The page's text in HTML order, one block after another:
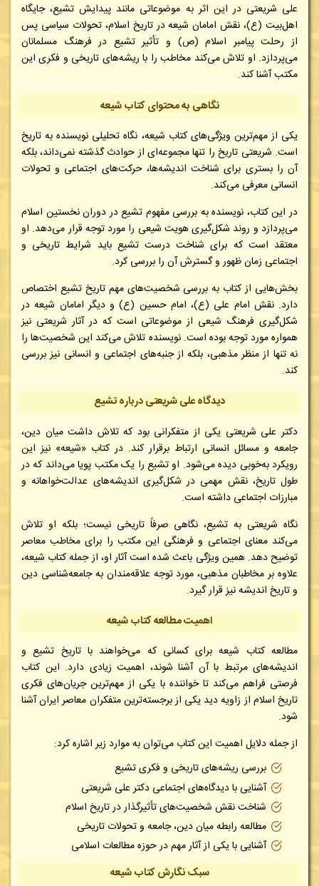
علی شریعتی در این اثر به موضوعاتی مانند پیدایش تشیع، جایگاه
اهل‌بیت (ع)، نقش امامان شیعه در تاریخ اسلام، تحولات سیاسی پس
از رحلت پیامبر اسلام (ص) و تأثیر تشیع در فرهنگ مسلمانان
می‌پردازد. او تلاش می‌کند مخاطب را با ریشه‌های تاریخی و فکری این
مکتب آشنا کند.
نگاهی به محتوای کتاب شیعه
یکی از مهم‌ترین ویژگی‌های کتاب شیعه، نگاه تحلیلی نویسنده به تاریخ
است. شریعتی تاریخ را تنها مجموعه‌ای از حوادث گذشته نمی‌داند، بلکه
آن را بستری برای شناخت اندیشه‌ها، حرکت‌های اجتماعی و تحولات
انسانی معرفی می‌کند.
در این کتاب، نویسنده به بررسی مفهوم تشیع در دوران نخستین اسلام
می‌پردازد و روند شکل‌گیری هویت شیعی را مورد توجه قرار می‌دهد. او
معتقد است که برای شناخت درست تشیع باید شرایط تاریخی و
اجتماعی زمان ظهور و گسترش آن را بررسی کرد.
بخش‌هایی از کتاب به بررسی شخصیت‌های مهم تاریخ تشیع اختصاص
دارد. نقش امام علی (ع)، امام حسین (ع) و دیگر امامان شیعه در
شکل‌گیری فرهنگ شیعی از موضوعاتی است که در آثار شریعتی نیز
همواره مورد توجه بوده است. نویسنده تلاش می‌کند این شخصیت‌ها را
نه تنها از منظر مذهبی، بلکه از جنبه‌های اجتماعی و انسانی نیز بررسی
کند.
دیدگاه علی شریعتی درباره تشیع
دکتر علی شریعتی یکی از متفکرانی بود که تلاش داشت میان دین،
جامعه و مسائل انسانی ارتباط برقرار کند. در کتاب «شیعه» نیز این
رویکرد به‌خوبی دیده می‌شود. او تشیع را یک مکتب پویا می‌داند که در
طول تاریخ، نقش مهمی در شکل‌گیری اندیشه‌های عدالت‌خواهانه و
مبارزات اجتماعی داشته است.
نگاه شریعتی به تشیع، نگاهی صرفاً تاریخی نیست؛ بلکه او تلاش
می‌کند معنای اجتماعی و فرهنگی این مکتب را برای مخاطب معاصر
توضیح دهد. همین ویژگی باعث شده است آثار او، از جمله کتاب شیعه،
علاوه بر مخاطبان مذهبی، مورد توجه علاقه‌مندان به جامعه‌شناسی دین
و تاریخ اندیشه نیز قرار گیرد.
اهمیت مطالعه کتاب شیعه
مطالعه کتاب شیعه برای کسانی که می‌خواهند با تاریخ تشیع و
اندیشه‌های مرتبط با آن آشنا شوند، اهمیت زیادی دارد. این کتاب
فرصتی فراهم می‌کند تا خواننده با یکی از مهم‌ترین جریان‌های فکری
تاریخ اسلام از زاویه دید یکی از برجسته‌ترین متفکران معاصر ایران آشنا
شود.
از جمله دلایل اهمیت این کتاب می‌توان به موارد زیر اشاره کرد:
بررسی ریشه‌های تاریخی و فکری تشیع
آشنایی با دیدگاه‌های اجتماعی دکتر علی شریعتی
شناخت نقش شخصیت‌های تأثیرگذار در تاریخ اسلام
مطالعه رابطه میان دین، جامعه و تحولات تاریخی
آشنایی با یکی از آثار مهم در حوزه مطالعات اسلامی
سبک نگارش کتاب شیعه